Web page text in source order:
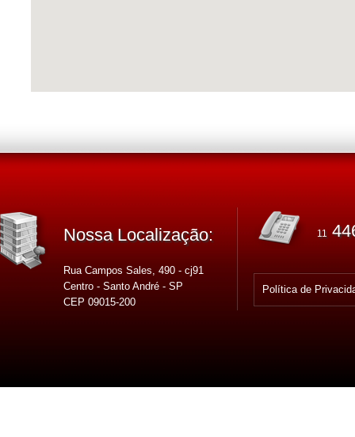
Nossa Localização:
Rua Campos Sales, 490 - cj91
Centro - Santo André - SP
CEP 09015-200
11
Política de